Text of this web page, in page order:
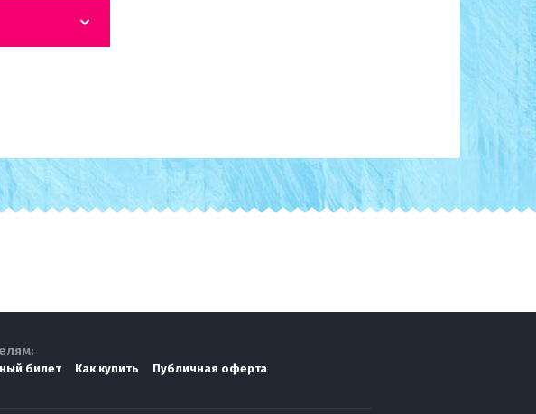
билет Как купить Публичная оферта